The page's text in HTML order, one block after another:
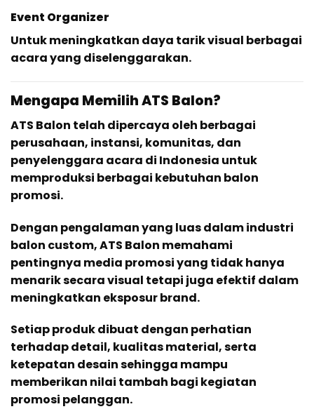
Event Organizer
Untuk meningkatkan daya tarik visual berbagai
acara yang diselenggarakan.
Mengapa Memilih ATS Balon?
ATS Balon telah dipercaya oleh berbagai
perusahaan, instansi, komunitas, dan
penyelenggara acara di Indonesia untuk
memproduksi berbagai kebutuhan balon
promosi.
Dengan pengalaman yang luas dalam industri
balon custom, ATS Balon memahami
pentingnya media promosi yang tidak hanya
menarik secara visual tetapi juga efektif dalam
meningkatkan eksposur brand.
Setiap produk dibuat dengan perhatian
terhadap detail, kualitas material, serta
ketepatan desain sehingga mampu
memberikan nilai tambah bagi kegiatan
promosi pelanggan.